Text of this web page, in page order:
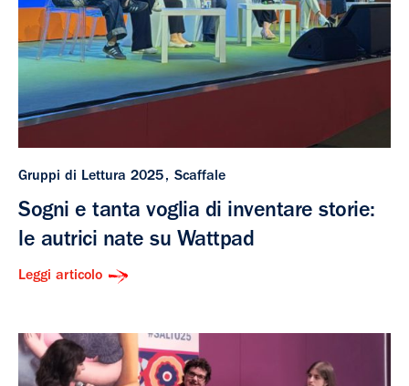
Gruppi di Lettura 2025 Scaffale
Sogni e tanta voglia di inventare storie:
le autrici nate su Wattpad
Leggi articolo